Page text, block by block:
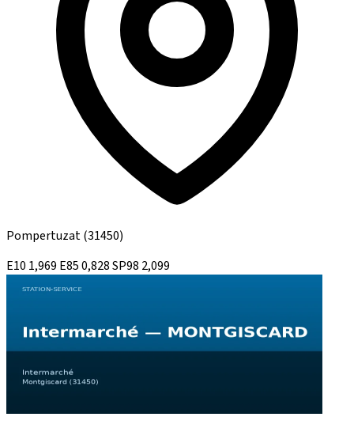
Pompertuzat(31450)
E10 1,969 E850,828SP98 2,099